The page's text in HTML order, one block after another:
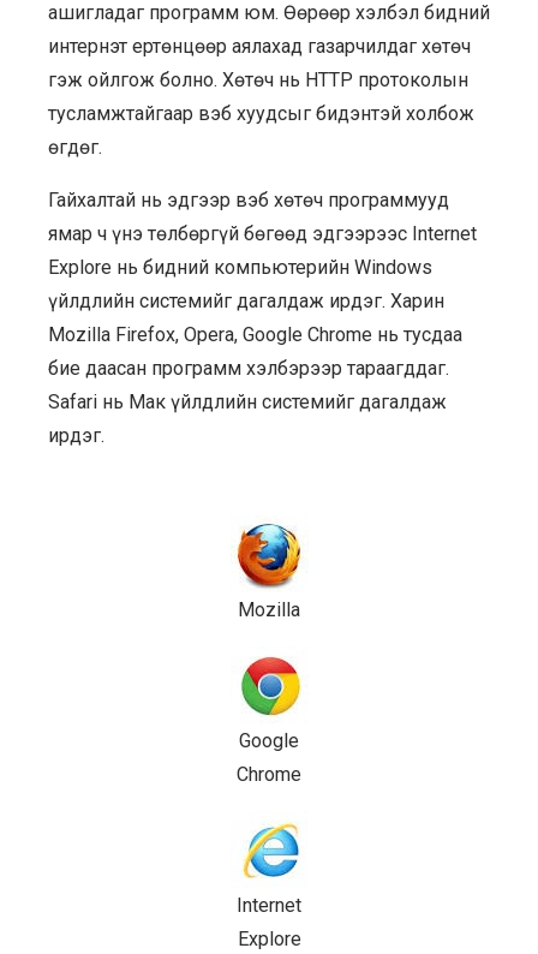
ашигладаг программ юм. Өөрөөр хэлбэл бидний
интернэт ертөнцөөр аялахад газарчилдаг хөтөч
гэж ойлгож болно. Хөтөч нь HTTP протоколын
тусламжтайгаар вэб хуудсыг бидэнтэй холбож
өгдөг.
Гайхалтай нь эдгээр вэб хөтөч программууд
ямар ч үнэ төлбөргүй бөгөөд эдгээрээс Internet
Explore нь бидний компьютерийн Windows
үйлдлийн системийг дагалдаж ирдэг. Харин
Mozilla Firefox, Opera, Google Chrome нь тусдаа
бие даасан программ хэлбэрээр тараагддаг.
Safari нь Мак үйлдлийн системийг дагалдаж
ирдэг.
Mozilla
Google
Chrome
Internet
Explore